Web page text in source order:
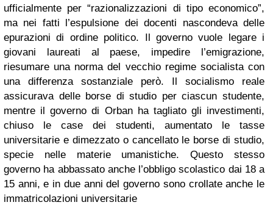
ufficialmente per “razionalizzazioni di tipo economico”,
ma nei fatti l’espulsione dei docenti nascondeva delle
epurazioni di ordine politico. Il governo vuole legare i
giovani laureati al paese, impedire l’emigrazione,
riesumare una norma del vecchio regime socialista con
una differenza sostanziale però. Il socialismo reale
assicurava delle borse di studio per ciascun studente,
mentre il governo di Orban ha tagliato gli investimenti,
chiuso le case dei studenti, aumentato le tasse
universitarie e dimezzato o cancellato le borse di studio,
specie nelle materie umanistiche. Questo stesso
governo ha abbassato anche l’obbligo scolastico dai 18 a
15 anni, e in due anni del governo sono crollate anche le
immatricolazioni universitarie